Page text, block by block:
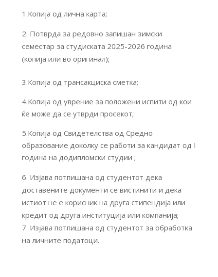
1.Копија од лична карта;
Потврда за редовно запишан зимски
семестар за студиската 2025-2026 година
(копија или во оригинал);
3.Копија од трансакциска сметка;
4.Копија од уврение за положени испити од кои
ќе може да се утврди просекот;
5.Копија од Свидетелства од Средно
образование доколку се работи за кандидат од I
година на додипломски студии ;
Изјава потпишана од студентот дека
доставените документи се вистинити и дека
истиот не е корисник на друга стипендија или
кредит од друга институција или компанија;
Изјава потпишана од студентот за обработка
на личните податоци.